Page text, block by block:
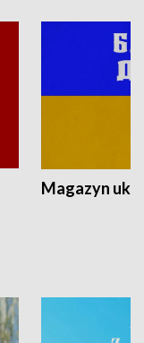
Magazyn